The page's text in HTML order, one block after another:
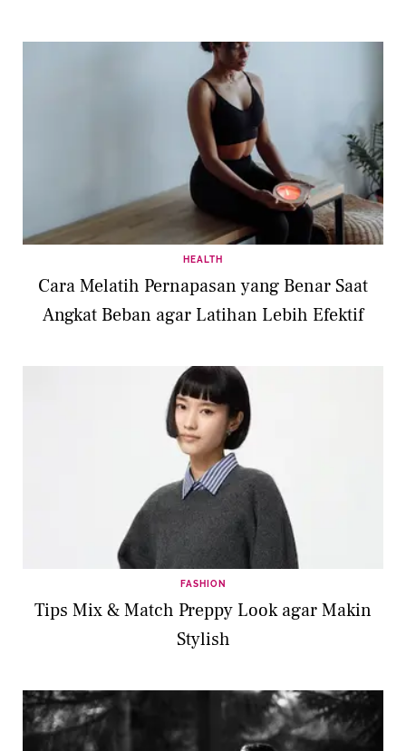
HEALTH
Cara Melatih Pernapasan yang Benar Saat
Angkat Beban agar Latihan Lebih Efektif
FASHION
Tips Mix & Match Preppy Look agar Makin
Stylish